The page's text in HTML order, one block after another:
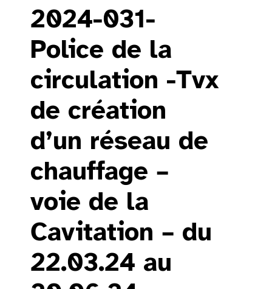
2024-031-
Police de la
circulation -Tvx
de création
d’un réseau de
chauffage –
voie de la
Cavitation – du
22.03.24 au